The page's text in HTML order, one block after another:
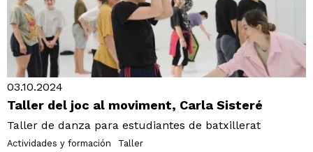
03.10.2024
Taller del joc al moviment, Carla Sisteré
Taller de danza para estudiantes de batxillerat
Actividades y formación Taller